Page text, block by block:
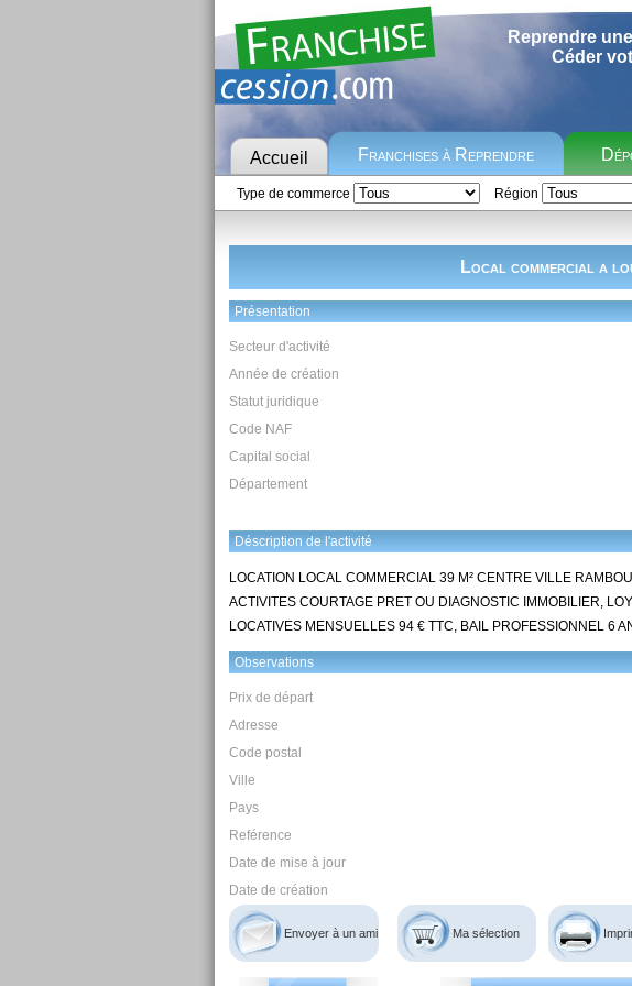
Reprendre
Céder
Accueil Franchises à Reprendre
Type de commerce Région
Local commercial a
Présentation
Secteur d'activité
Année de création
Statut juridique
Code NAF
Capital social
Département
Déscription de l'activité
LOCATION LOCAL COMMERCIAL 39 M² CENTRE VILLE
ACTIVITES COURTAGE PRET OU DIAGNOSTIC IMMOBILIER,
LOCATIVES MENSUELLES 94 € TTC, BAIL PROFESSIONNEL 6
Observations
Prix de départ
Adresse
Code postal
Ville
Pays
Reférence
Date de mise à jour
Date de création
Envoyer à un ami Ma sélection